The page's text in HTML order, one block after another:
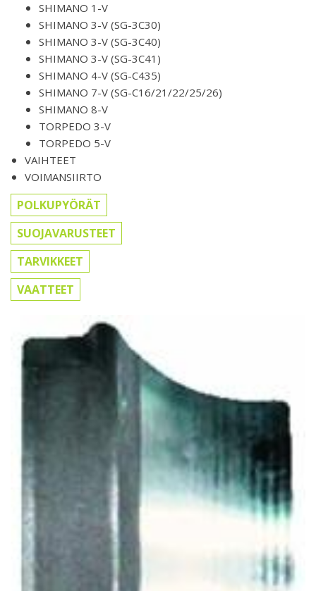
SHIMANO 1-V
SHIMANO 3-V (SG-3C30)
SHIMANO 3-V (SG-3C40)
SHIMANO 3-V (SG-3C41)
SHIMANO 4-V (SG-C435)
SHIMANO 7-V (SG-C16/21/22/25/26)
SHIMANO 8-V
TORPEDO 3-V
TORPEDO 5-V
VAIHTEET
VOIMANSIIRTO
POLKUPYÖRÄT
SUOJAVARUSTEET
TARVIKKEET
VAATTEET